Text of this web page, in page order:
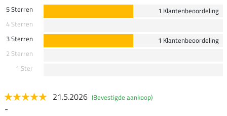
5 Sterren
1 Klantenbeoordeling
4 Sterren
3 Sterren
1 Klantenbeoordeling
2 Sterren
1 Ster
21.5.2026 (Bevestigde aankoop)
-